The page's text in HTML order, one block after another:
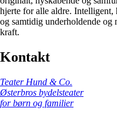
hjerte for alle aldre. Intelligent,
og samtidig underholdende og
kraft.
Kontakt
Teater Hund & Co.
Østerbros bydelsteater
for børn og familier